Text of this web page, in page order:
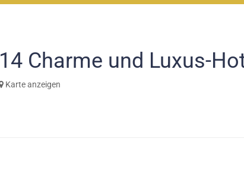
14 Charme und Luxus-
Karte anzeigen